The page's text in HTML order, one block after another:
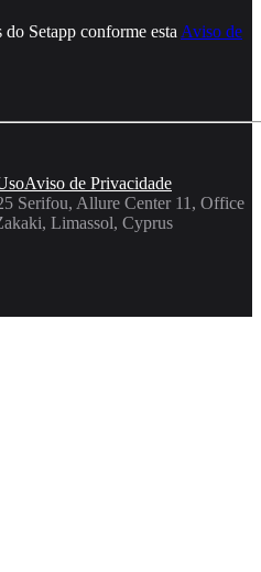
Setapp conforme esta Aviso de
Aviso de Privacidade
Serifou, Allure Center 11, Office
Limassol, Cyprus